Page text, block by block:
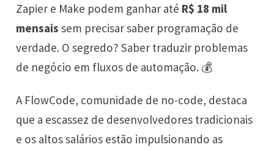
Zapier e Make podem ganhar até R$ 18 mil
mensais sem precisar saber programação de
verdade. O segredo? Saber traduzir problemas
de negócio em fluxos de automação. 💰
A FlowCode, comunidade de no-code, destaca
que a escassez de desenvolvedores tradicionais
e os altos salários estão impulsionando as